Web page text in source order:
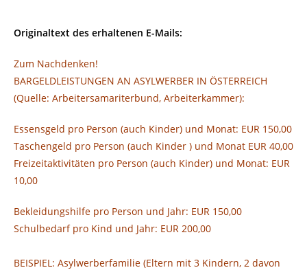
Originaltext des erhaltenen E-Mails:
Zum Nachdenken!
BARGELDLEISTUNGEN AN ASYLWERBER IN ÖSTERREICH
(Quelle: Arbeitersamariterbund, Arbeiterkammer):
Essensgeld pro Person (auch Kinder) und Monat: EUR 150,00
Taschengeld pro Person (auch Kinder ) und Monat EUR 40,00
Freizeitaktivitäten pro Person (auch Kinder) und Monat: EUR
10,00
Bekleidungshilfe pro Person und Jahr: EUR 150,00
Schulbedarf pro Kind und Jahr: EUR 200,00
BEISPIEL: Asylwerberfamilie (Eltern mit 3 Kindern, 2 davon